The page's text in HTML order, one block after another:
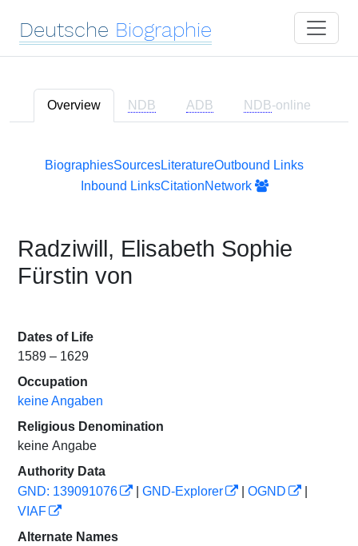
Deutsche Biographie
Overview NDB ADB NDB-online
BiographiesSourcesLiteratureOutbound Links
Inbound LinksCitationNetwork
Radziwill, Elisabeth Sophie
Fürstin von
Dates of Life
1589 – 1629
Occupation
keine Angaben
Religious Denomination
keine Angabe
Authority Data
GND: 139091076
GND-Explorer OGND
VIAF
Alternate Names